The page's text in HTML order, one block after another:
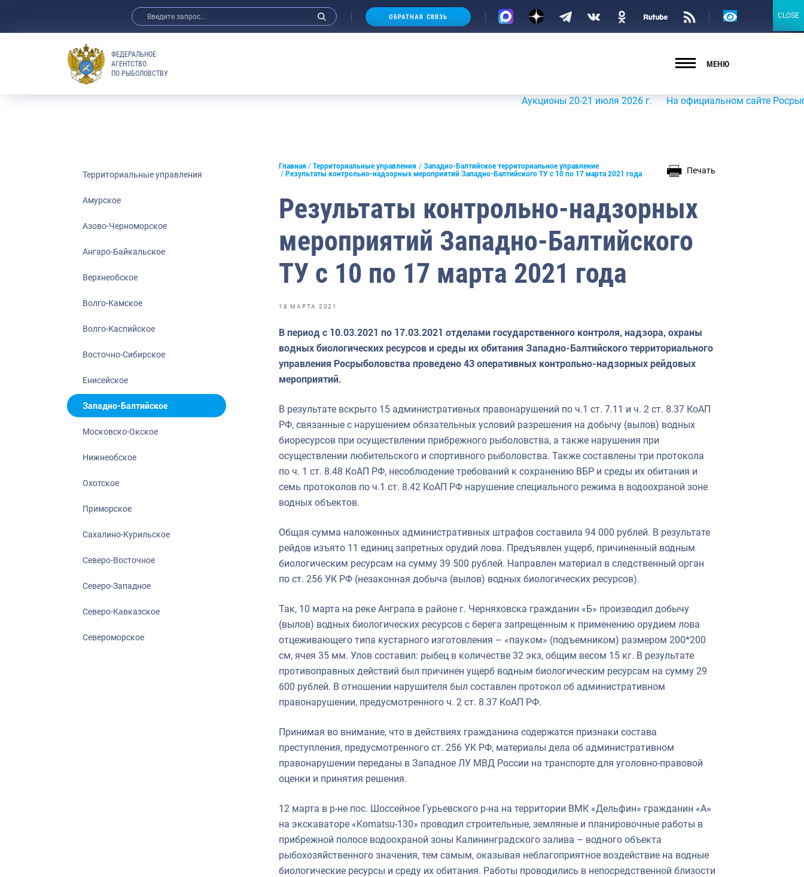
Азово-Черноморское
Волго-Каспийское
Московско-Окское
Северо-Восточное
Северо-Западное
Северо-Кавказское
Североморское
ОБРАТНАЯ СВЯЗЬ
Версия
ФЕДЕРАЛЬНОЕ
АГЕНТСТВО
ПО РЫБОЛОВСТВУ
МЕНЮ
Аукционы 20-21 июля 2026 г. На официальном сайте
Территориальные управления
Амурское
Азово-Черноморское
Ангаро-Байкальское
Верхнеобское
Волго-Камское
Волго-Каспийское
Восточно-Сибирское
Енисейское
Западно-Балтийское
Московско-Окское
Нижнеобское
Охотское
Приморское
Сахалино-Курильское
Северо-Восточное
Северо-Западное
Северо-Кавказское
Североморское
Главная Территориальные управления
Западно-Балтийское территориальное управление
Результаты контрольно-надзорных мероприятий Западно-Балтийского ТУ с 10 по 17 марта 2021 года
Печать
Результаты контрольно-надзорных
мероприятий Западно-Балтийского
ТУ с 10 по 17 марта 2021 года
18 МАРТА 2021
В период с 10.03.2021 по 17.03.2021 отделами государственного контроля, надзора, охраны
водных биологических ресурсов и среды их обитания Западно-Балтийского территориального
управления Росрыболовства проведено 43 оперативных контрольно-надзорных рейдовых
мероприятий.
В результате вскрыто 15 административных правонарушений по ч.1 ст. 7.11 и ч. 2 ст. 8.37 КоАП
РФ, связанные с нарушением обязательных условий разрешения на добычу (вылов) водных
биоресурсов при осуществлении прибрежного рыболовства, а также нарушения при
осуществлении любительского и спортивного рыболовства. Также составлены три протокола
по ч. 1 ст. 8.48 КоАП РФ, несоблюдение требований к сохранению ВБР и среды их обитания и
семь протоколов по ч.1 ст. 8.42 КоАП РФ нарушение специального режима в водоохраной зоне
водных объектов.
Общая сумма наложенных административных штрафов составила 94 000 рублей. В результате
рейдов изъято 11 единиц запретных орудий лова. Предъявлен ущерб, причиненный водным
биологическим ресурсам на сумму 39 500 рублей. Направлен материал в следственный орган
по ст. 256 УК РФ (незаконная добыча (вылов) водных биологических ресурсов).
Так, 10 марта на реке Анграпа в районе г. Черняховска гражданин «Б» производил добычу
(вылов) водных биологических ресурсов с берега запрещенным к применению орудием лова
отцеживающего типа кустарного изготовления – «пауком» (подъемником) размером 200*200
см, ячея 35 мм. Улов составил: рыбец в количестве 32 экз, общим весом 15 кг. В результате
противоправных действий был причинен ущерб водным биологическим ресурсам на сумму 29
600 рублей. В отношении нарушителя был составлен протокол об административном
правонарушении, предусмотренного ч. 2 ст. 8.37 КоАП РФ.
Принимая во внимание, что в действиях гражданина содержатся признаки состава
преступления, предусмотренного ст. 256 УК РФ, материалы дела об административном
правонарушении переданы в Западное ЛУ МВД России на транспорте для уголовно-правовой
оценки и принятия решения.
12 марта в р-не пос. Шоссейное Гурьевского р-на на территории ВМК «Дельфин» гражданин «А»
на экскаваторе «Komatsu-130» проводил строительные, земляные и планировочные работы в
прибрежной полосе водоохраной зоны Калининградского залива – водного объекта
рыбохозяйственного значения, тем самым, оказывая неблагоприятное воздействие на водные
биологические ресурсы и среду их обитания. Работы проводились в непосредственной близости
CLOSE
CLOSE